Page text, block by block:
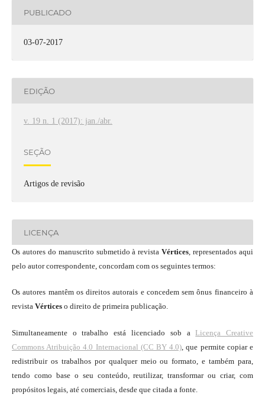
PUBLICADO
03-07-2017
EDIÇÃO
v. 19 n. 1 (2017): jan./abr.
SEÇÃO
Artigos de revisão
LICENÇA
Os autores do manuscrito submetido à revistaVértices, representados aqui
pelo autor correspondente, concordam com os seguintes termos:
Os autores mantêm os direitos autorais e concedem sem ônus financeiro à
revista Vértices o direito de primeira publicação.
Simultaneamente o trabalho está licenciado sob a Licença Creative
Commons Atribuição 4.0 Internacional (CC BY 4.0) , que permite copiar e
redistribuir os trabalhos por qualquer meio ou formato, e também para,
tendo como base o seu conteúdo, reutilizar, transformar ou criar, com
propósitos legais, até comerciais, desde que citada a fonte.